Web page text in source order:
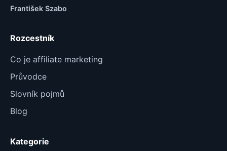
František Szabo
Rozcestník
Co je affiliate marketing
Průvodce
Slovník pojmů
Blog
Kategorie